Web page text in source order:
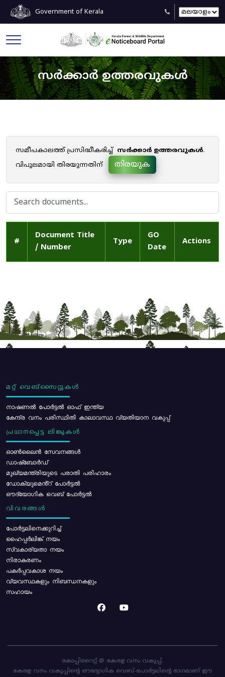
Government of Kerala
സർക്കാർ ഉത്തരവുകൾ
സമീപകാലത്ത് പ്രസിദ്ധീകരിച്ച് സർക്കാർ ഉത്തരവുകൾ.
വിപുലമായി തിരയുന്നതിന്
തിരയുക
#
Document Title
/ Number
Type
GO
Date
Actions
മറ്റ് വെബ്സൈറ്റുകൾ
നാഷണൽ പോർട്ടൽ ഓഫ് ഇന്ത്യ
കേന്ദ്ര വനം പരിസ്ഥിതി കാലാവസ്ഥ വ്യതിയാന വകുപ്പ്
പ്രധാനപ്പെട്ട ലിങ്കുകൾ
ഓൺലൈൻ സേവനങ്ങൾ
ഡാഷ്ബോർഡ്
മുഖ്യമന്ത്രിയുടെ പരാതി പരിഹാരം
ഡോക്യുമെൻ്റ് പോർട്ടൽ
ഔദ്യോഗിക വെബ് പോർട്ടൽ
വിവരങ്ങൾ
പോര്‍ട്ടലിനെക്കുറിച്ച്
ഹൈപ്പർലിങ്ക് നയം
സ്വകാര്യതാ നയം
നിരാകരണം
പകർപ്പവകാശ നയം
വ്യവസ്ഥകളും നിബന്ധനകളും
സഹായം
കോപ്പിറൈറ്റ് @ കേരള വനം വകുപ്പ്.
കേരള വനം വകുപ്പിന്റെ ഔദ്യോഗിക വെബ്-പോർട്ടലിന്റെ ഭാഗമാണ് ഈ